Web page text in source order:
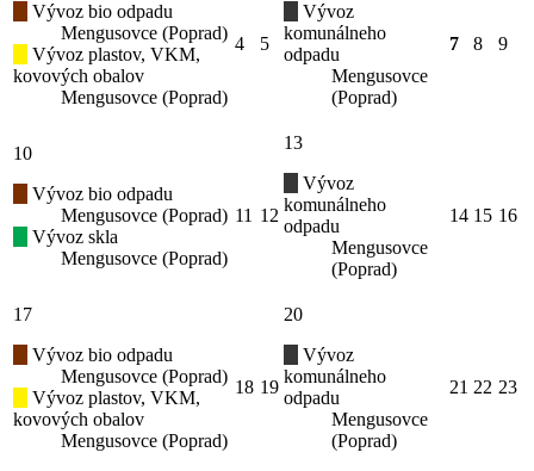
Vývoz bio odpadu
Mengusovce (Poprad)
Vývoz plastov, VKM,
kovových obalov
Mengusovce (Poprad)
4 5
Vývoz
komunálneho
odpadu
Mengusovce
(Poprad)
7 8 9
10
Vývoz bio odpadu
Mengusovce (Poprad)
Vývoz skla
Mengusovce (Poprad)
11 12
13
Vývoz
komunálneho
odpadu
Mengusovce
(Poprad)
14 15 16
17
Vývoz bio odpadu
Mengusovce (Poprad)
Vývoz plastov, VKM,
kovových obalov
Mengusovce (Poprad)
18 19
20
Vývoz
komunálneho
odpadu
Mengusovce
(Poprad)
21 22 23